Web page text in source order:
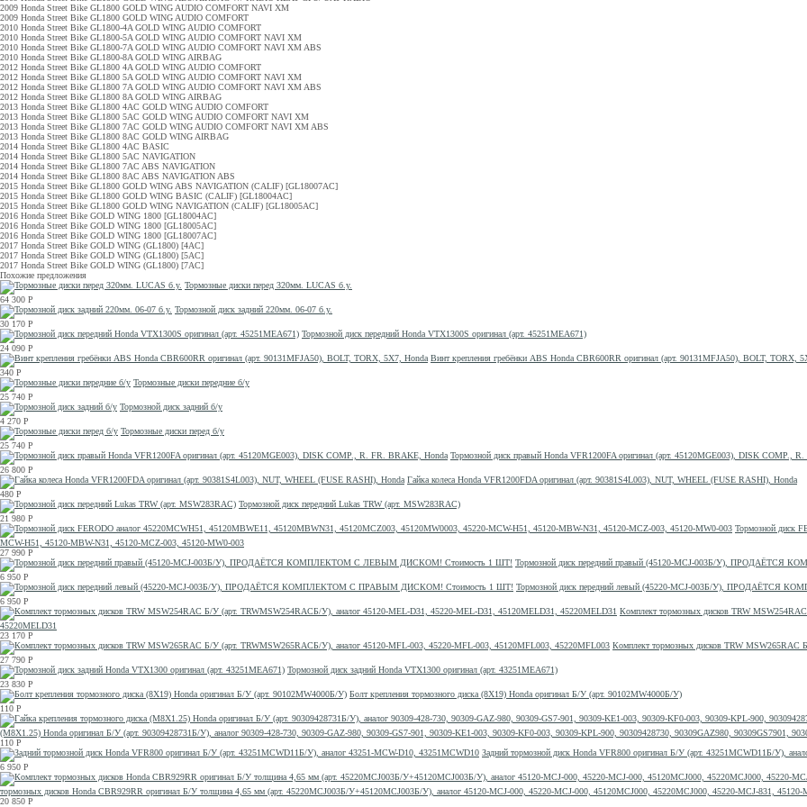
2009 Honda Street Bike GL1800 GOLD WING AUDIO COMFORT NAVI XM
2009 Honda Street Bike GL1800 GOLD WING AUDIO COMFORT
2010 Honda Street Bike GL1800-4A GOLD WING AUDIO COMFORT
2010 Honda Street Bike GL1800-5A GOLD WING AUDIO COMFORT NAVI XM
2010 Honda Street Bike GL1800-7A GOLD WING AUDIO COMFORT NAVI XM ABS
2010 Honda Street Bike GL1800-8A GOLD WING AIRBAG
2012 Honda Street Bike GL1800 4A GOLD WING AUDIO COMFORT
2012 Honda Street Bike GL1800 5A GOLD WING AUDIO COMFORT NAVI XM
2012 Honda Street Bike GL1800 7A GOLD WING AUDIO COMFORT NAVI XM ABS
2012 Honda Street Bike GL1800 8A GOLD WING AIRBAG
2013 Honda Street Bike GL1800 4AC GOLD WING AUDIO COMFORT
2013 Honda Street Bike GL1800 5AC GOLD WING AUDIO COMFORT NAVI XM
2013 Honda Street Bike GL1800 7AC GOLD WING AUDIO COMFORT NAVI XM ABS
2013 Honda Street Bike GL1800 8AC GOLD WING AIRBAG
2014 Honda Street Bike GL1800 4AC BASIC
2014 Honda Street Bike GL1800 5AC NAVIGATION
2014 Honda Street Bike GL1800 7AC ABS NAVIGATION
2014 Honda Street Bike GL1800 8AC ABS NAVIGATION ABS
2015 Honda Street Bike GL1800 GOLD WING ABS NAVIGATION (CALIF) [GL18007AC]
2015 Honda Street Bike GL1800 GOLD WING BASIC (CALIF) [GL18004AC]
2015 Honda Street Bike GL1800 GOLD WING NAVIGATION (CALIF) [GL18005AC]
2016 Honda Street Bike GOLD WING 1800 [GL18004AC]
2016 Honda Street Bike GOLD WING 1800 [GL18005AC]
2016 Honda Street Bike GOLD WING 1800 [GL18007AC]
2017 Honda Street Bike GOLD WING (GL1800) [4AC]
2017 Honda Street Bike GOLD WING (GL1800) [5AC]
2017 Honda Street Bike GOLD WING (GL1800) [7AC]
Похожие предложения
Тормозные диски перед 320мм. LUCAS б.у.
64 300 Р
Тормозной диск задний 220мм. 06-07 б.у.
30 170 Р
Тормозной диск передний Honda VTX1300S оригинал (арт. 45251MEA671)
24 090 Р
Винт крепления гребёнки ABS Honda CBR600RR оригинал (арт. 90131MFJA50), BOLT, TORX,
340 Р
Тормозные диски передние б/у
25 740 Р
Тормозной диск задний б/у
4 270 Р
Тормозные диски перед б/у
25 740 Р
Тормозной диск правый Honda VFR1200FA оригинал (арт. 45120MGE003), DISK COMP.,
26 800 Р
Гайка колеса Honda VFR1200FDA оригинал (арт. 90381S4L003), NUT, WHEEL (FUSE RASHI), Honda
480 Р
Тормозной диск передний Lukas TRW (арт. MSW283RAC)
21 980 Р
Тормозной диск
MCW-H51, 45120-MBW-N31, 45120-MCZ-003, 45120-MW0-003
27 990 Р
Тормозной диск передний правый (45120-MCJ-003Б/У),
6 950 Р
Тормозной диск передний левый (45220-MCJ-003Б/У),
6 950 Р
Комплект тормозных дисков TRW
45220MELD31
23 170 Р
Комплект тормозных дисков TRW
27 790 Р
Тормозной диск задний Honda VTX1300 оригинал (арт. 43251MEA671)
23 830 Р
Болт крепления тормозного диска (8X19) Honda оригинал Б/У (арт. 90102MW4000Б/У)
110 Р
(M8X1.25) Honda оригинал Б/У (арт. 90309428731Б/У), аналог 90309-428-730, 90309-GAZ-980, 90309-GS7-901, 90309-KE1-003, 90309-KF0-003, 90309-KPL-900, 90309428730, 90309GAZ980, 90309GS7901,
110 Р
Задний тормозной диск Honda VFR800 оригинал Б/У (арт. 43251MCWD11Б/У),
6 950 Р
тормозных дисков Honda CBR929RR оригинал Б/У толщина 4,65 мм (арт. 45220MCJ003Б/У+45120MCJ003Б/У), аналог 45120-MCJ-000, 45220-MCJ-000, 45120MCJ000, 45220MCJ000, 45220-MCJ-831,
20 850 Р